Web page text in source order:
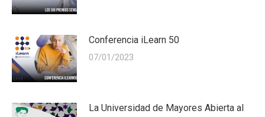
Conferencia iLearn 50
07/01/2023
La Universidad de Mayores Abierta al